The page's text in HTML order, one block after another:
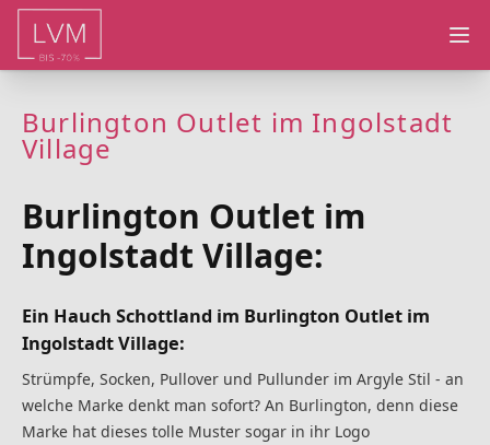
Burlington Outlet im Ingolstadt
Village
Burlington Outlet im
Ingolstadt Village:
Ein Hauch Schottland im Burlington Outlet im
Ingolstadt Village:
Strümpfe, Socken, Pullover und Pullunder im Argyle Stil - an
welche Marke denkt man sofort? An Burlington, denn diese
Marke hat dieses tolle Muster sogar in ihr Logo